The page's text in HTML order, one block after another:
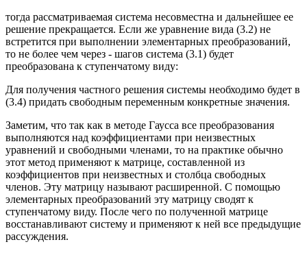
тогда рассматриваемая система несовместна и дальнейшее ее
решение прекращается. Если же уравнение вида (3.2) не
встретится при выполнении элементарных преобразований,
то не более чем через - шагов система (3.1) будет
преобразована к ступенчатому виду:
Для получения частного решения системы необходимо будет в
(3.4) придать свободным переменным конкретные значения.
Заметим, что так как в методе Гаусса все преобразования
выполняются над коэффициентами при неизвестных
уравнений и свободными членами, то на практике обычно
этот метод применяют к матрице, составленной из
коэффициентов при неизвестных и столбца свободных
членов. Эту матрицу называют расширенной. С помощью
элементарных преобразований эту матрицу сводят к
ступенчатому виду. После чего по полученной матрице
восстанавливают систему и применяют к ней все предыдущие
рассуждения.